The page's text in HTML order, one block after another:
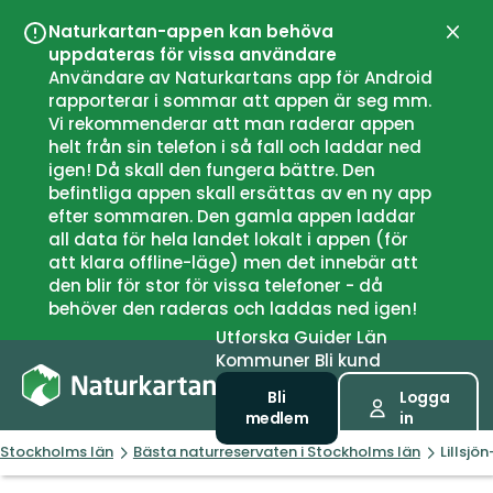
Naturkartan-appen kan behöva
uppdateras för vissa användare
Användare av Naturkartans app för Android
rapporterar i sommar att appen är seg mm.
Vi rekommenderar att man raderar appen
helt från sin telefon i så fall och laddar ned
igen! Då skall den fungera bättre. Den
befintliga appen skall ersättas av en ny app
efter sommaren. Den gamla appen laddar
all data för hela landet lokalt i appen (för
att klara offline-läge) men det innebär att
den blir för stor för vissa telefoner - då
behöver den raderas och laddas ned igen!
UtforskaGuiderLän
Kommuner Bli kund
Bli
medlem
Logga
in
Stockholms län Bästa naturreservaten i Stockholms län